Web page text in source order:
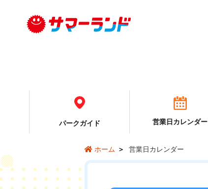
パークガイド 営業日カレンダー
ホーム 営業日カレンダー